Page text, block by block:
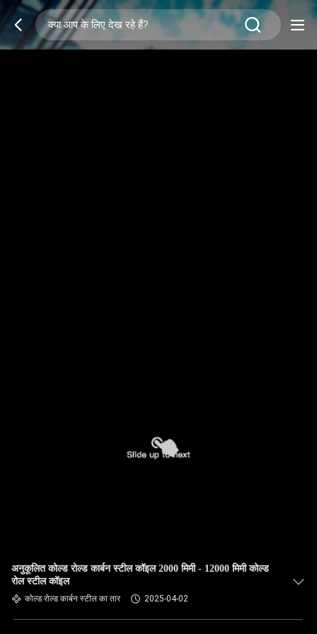
अनुकूलित कोल्ड रोल्ड कार्बन स्टील कॉइल 2000 मिमी - 12000 मिमी कोल्ड
रोल स्टील कॉइल
कोल्ड रोल्ड कार्बन स्टील का तार 2025-04-02